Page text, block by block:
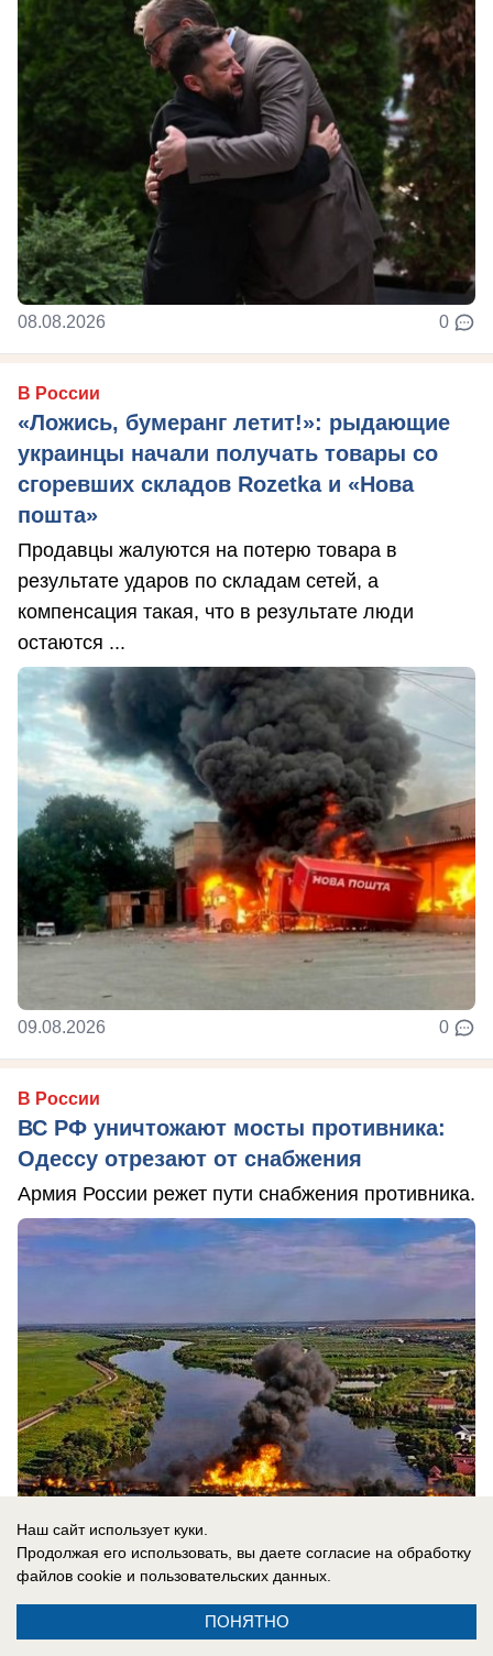
08.08.2026 0
В России
«Ложись, бумеранг летит!»: рыдающие
украинцы начали получать товары со
сгоревших складов Rozetka и «Нова
пошта»
Продавцы жалуются на потерю товара в
результате ударов по складам сетей, а
компенсация такая, что в результате люди
остаются ...
09.08.2026 0
В России
ВС РФ уничтожают мосты противника:
Одессу отрезают от снабжения
Армия России режет пути снабжения противника.
09.08.2026
Наш сайт использует куки.
Продолжая его использовать, вы даете согласие на обработку
файлов cookie и пользовательских данных.
ПОНЯТНО